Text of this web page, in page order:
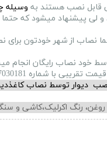
قابل نصب هستند به وسیله
پیشنهاد میشود که حتما
خود نصاب رایگان انجام
در ارتباط باشید.
دیوار توسط نصاب
روغن، رنگ اکرلیک،کاشی